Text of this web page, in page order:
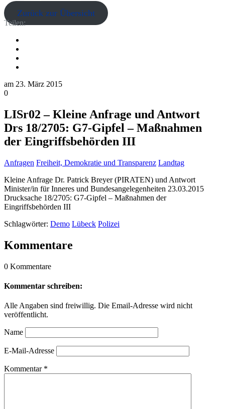
Zurück zur Übersicht
Teilen:
am 23. März 2015
0
LISr02 – Kleine Anfrage und Antwort
Drs 18/2705: G7-Gipfel – Maßnahmen
der Eingriffsbehörden III
Anfragen Freiheit, Demokratie und Transparenz Landtag
Kleine Anfrage Dr. Patrick Breyer (PIRATEN) und Antwort
Minister/in für Inneres und Bundesangelegenheiten 23.03.2015
Drucksache 18/2705: G7-Gipfel – Maßnahmen der
Eingriffsbehörden III
Schlagwörter: Demo Lübeck Polizei
Kommentare
0 Kommentare
Kommentar schreiben:
Alle Angaben sind freiwillig. Die Email-Adresse wird nicht
veröffentlicht.
Name
E-Mail-Adresse
Kommentar *